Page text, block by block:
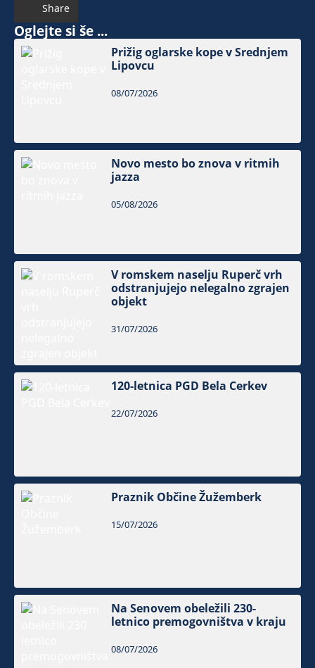
Share
Oglejte si še ...
Prižig oglarske kope v Srednjem
Lipovcu
08/07/2026
Novo mesto bo znova v ritmih
jazza
05/08/2026
V romskem naselju Ruperč vrh
odstranjujejo nelegalno zgrajen
objekt
31/07/2026
120-letnica PGD Bela Cerkev
22/07/2026
Praznik Občine Žužemberk
15/07/2026
Na Senovem obeležili 230-
letnico premogovništva v kraju
08/07/2026